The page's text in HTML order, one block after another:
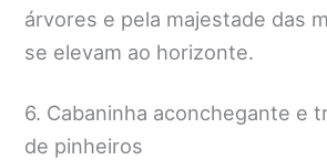
árvores e pela majestade das
se elevam ao horizonte.
6. Cabaninha aconchegante e
de pinheiros